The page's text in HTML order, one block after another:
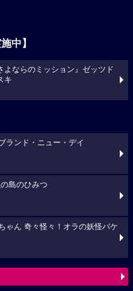
中】
よならのミッション』ゼッツド
キ
ランド・ニュー・デイ
島のひみつ
ゃん 奇々怪々！オラの妖怪バケ